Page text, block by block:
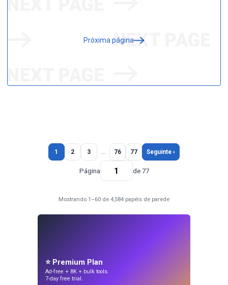
Próxima página
1 2 3 … 76 77 Seguinte ›
Página de 77
Mostrando 1–60 de 4,584 papéis de parede
⭐ Premium Plan
Ad-free + 8K + bulk tools.
7-day free trial.